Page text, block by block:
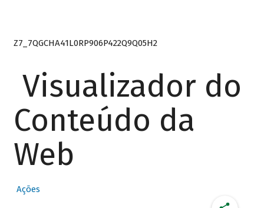
Z7_7QGCHA41L0RP906P422Q9Q05H2
Visualizador do
Conteúdo da
Web
Ações